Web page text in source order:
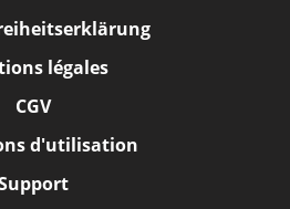
légales
CGV
d'utilisation